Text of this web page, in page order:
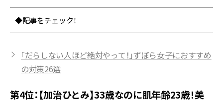
◆記事をチェック！
「だらしない人ほど絶対やって！」ずぼら女子におすすめ
の対策26選
第4位：【加治ひとみ】33歳なのに肌年齢23歳！美